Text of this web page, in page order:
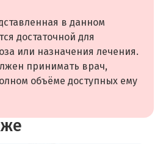
в данном
достаточной для
или назначения лечения.
принимать врач,
объёме доступных ему